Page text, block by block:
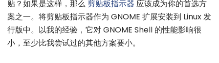
贴？如果是这样，那么 剪贴板指示器 应该成为你的首选方
案之一。将剪贴板指示器作为 GNOME 扩展安装到 Linux 发
行版中。以我的经验，它对 GNOME Shell 的性能影响很
小，至少比我尝试过的其他方案要小。